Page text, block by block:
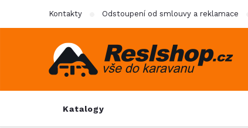
Kontakty Odstoupení od smlouvy a reklamace
Katalogy